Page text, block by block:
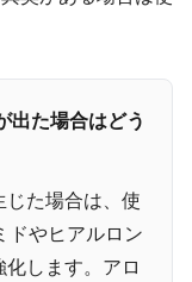
出た場合はどう
じた場合は、使
ドやヒアルロン
します。アロ